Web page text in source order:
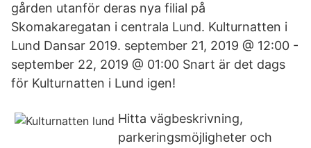
gården utanför deras nya filial på
Skomakaregatan i centrala Lund. Kulturnatten i
Lund Dansar 2019. september 21, 2019 @ 12:00 -
september 22, 2019 @ 01:00 Snart är det dags
för Kulturnatten i Lund igen!
Hitta vägbeskrivning,
parkeringsmöjligheter och